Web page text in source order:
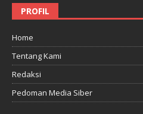
PROFIL
Home
Tentang Kami
Redaksi
Pedoman Media Siber